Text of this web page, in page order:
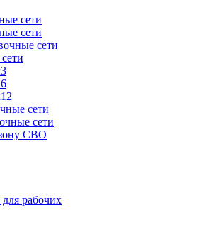
сети
сети
сети
сети
сети
СВО
рабочих